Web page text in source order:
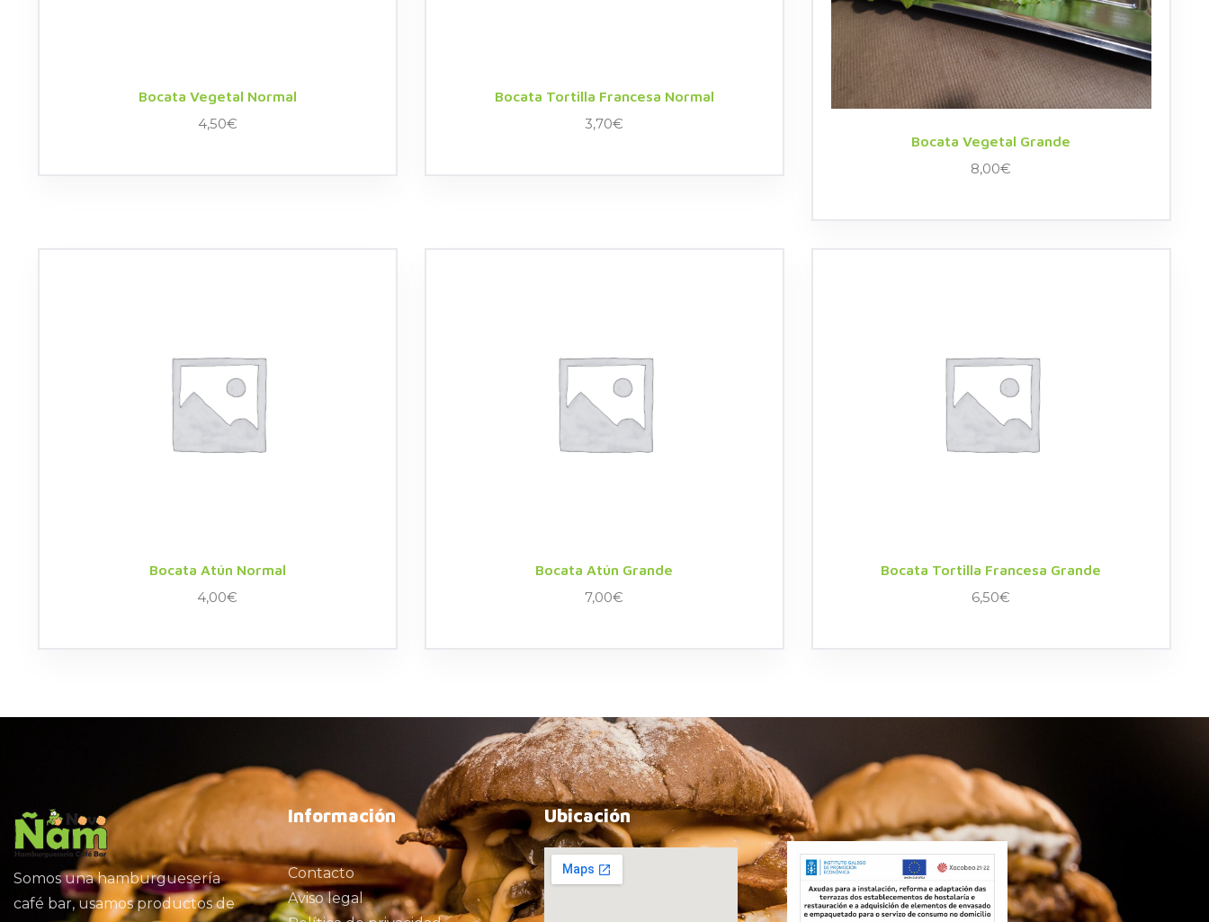
Bocata Vegetal Normal
4,50€
Bocata Tortilla Francesa Normal
3,70€
Bocata Vegetal Grande
8,00€
Bocata Atún Normal
4,00€
Bocata Atún Grande
7,00€
Bocata Tortilla Francesa Grande
6,50€
Somos una hamburguesería
café bar, usamos productos de
Información
Contacto
Aviso legal
Ubicación